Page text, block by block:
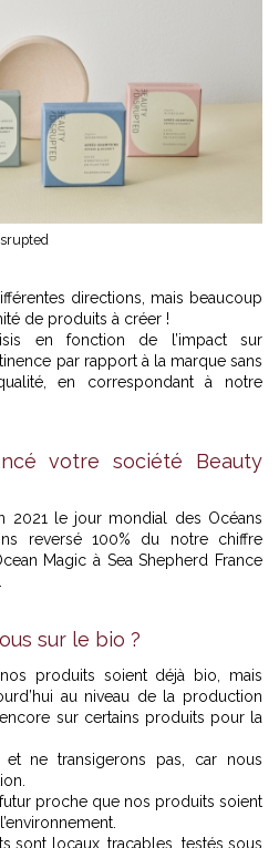
directions, mais beaucoup
de produits à créer !
en fonction de l’impact sur
par rapport à la marque sans
en correspondant à notre
votre société Beauty
2021 le jour mondial des Océans
reversé 100% du notre chiffre
Magic à Sea Shepherd France
sur le bio ?
produits soient déjà bio, mais
au niveau de la production
sur certains produits pour la
ne transigerons pas, car nous
proche que nos produits soient
sont locaux, traçables, testés sous